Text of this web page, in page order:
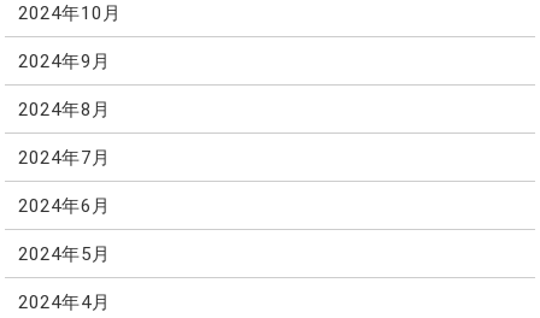
2024年10月
2024年9月
2024年8月
2024年7月
2024年6月
2024年5月
2024年4月